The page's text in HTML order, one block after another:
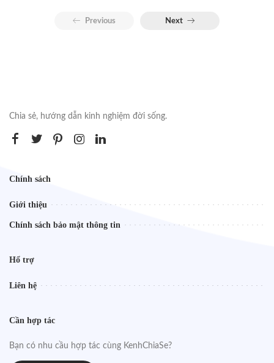
Previous Next
Chia sẻ, hướng dẫn kinh nghiệm đời sống.
Chính sách
Giới thiệu
Chính sách bảo mật thông tin
Hổ trợ
Liên hệ
Cần hợp tác
Bạn có nhu cầu hợp tác cùng KenhChiaSe?